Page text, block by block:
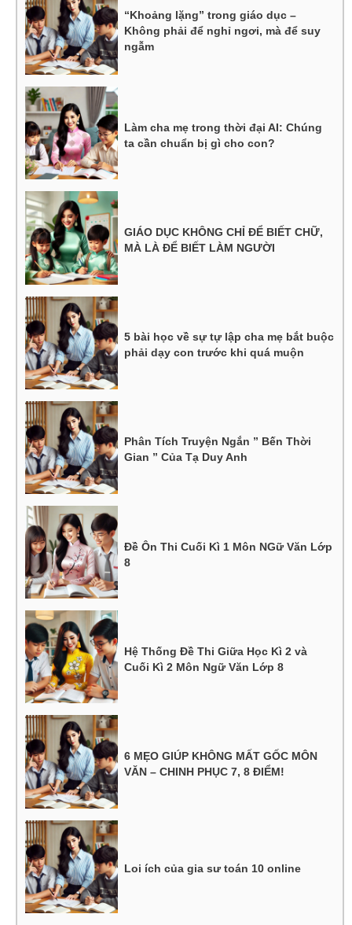
“Khoảng lặng” trong giáo dục –
Không phải để nghỉ ngơi, mà để suy
ngẫm
Làm cha mẹ trong thời đại AI: Chúng
ta cần chuẩn bị gì cho con?
GIÁO DỤC KHÔNG CHỈ ĐỂ BIẾT CHỮ,
MÀ LÀ ĐỂ BIẾT LÀM NGƯỜI
5 bài học về sự tự lập cha mẹ bắt buộc
phải dạy con trước khi quá muộn
Phân Tích Truyện Ngắn ” Bến Thời
Gian ” Của Tạ Duy Anh
Đề Ôn Thi Cuối Kì 1 Môn NGữ Văn Lớp
8
Hệ Thống Đề Thi Giữa Học Kì 2 và
Cuối Kì 2 Môn Ngữ Văn Lớp 8
6 MẸO GIÚP KHÔNG MẤT GỐC MÔN
VĂN – CHINH PHỤC 7, 8 ĐIỂM!
Loi ích của gia sư toán 10 online